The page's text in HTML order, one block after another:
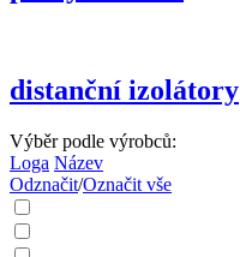
distanční izolátory
Výběr podle výrobců:
Loga Název
Odznačit/Označit vše